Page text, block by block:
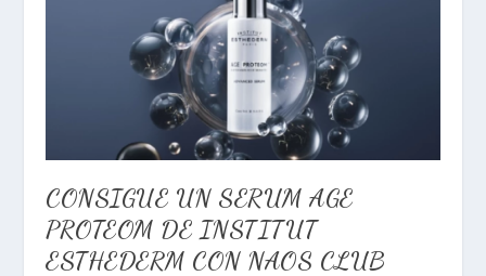
CONSIGUE UN SERUM AGE
PROTEOM DE INSTITUT
ESTHEDERM CON NAOS CLUB